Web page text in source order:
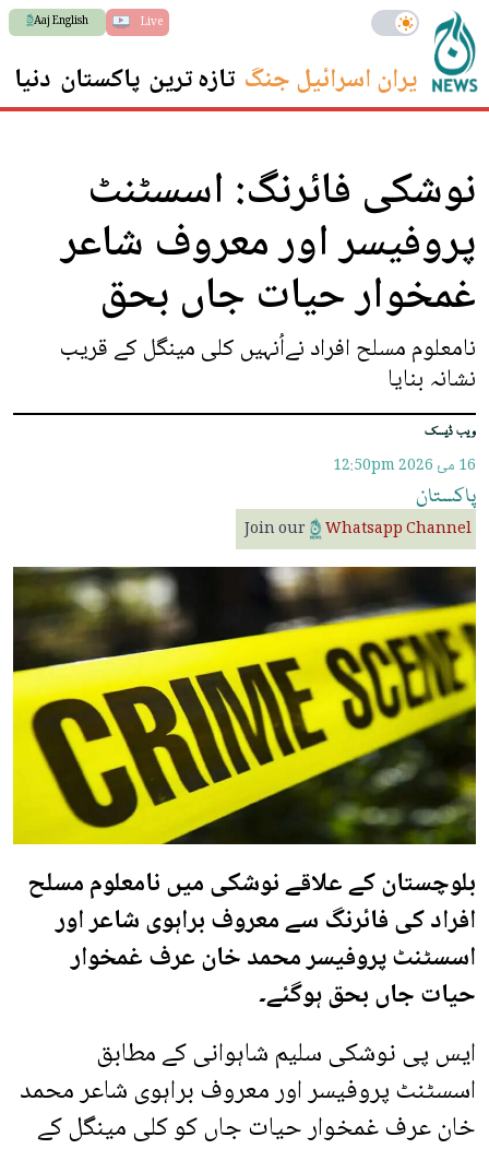
Live
Aaj English
ایران اسرائیل جنگ تازہ ترین پاکستان دنیا
نوشکی فائرنگ: اسسٹنٹ
پروفیسر اور معروف شاعر
غمخوار حیات جاں بحق
نامعلوم مسلح افراد نےاُنہیں کلی مینگل کے قریب
نشانہ بنایا
ویب ڈیسک
16 مئ 2026 12:50pm
پاکستان
Join our Whatsapp Channel
بلوچستان کے علاقے نوشکی میں نامعلوم مسلح
افراد کی فائرنگ سے معروف براہوی شاعر اور
اسسٹنٹ پروفیسر محمد خان عرف غمخوار
حیات جاں بحق ہوگئے۔
ایس پی نوشکی سلیم شاہوانی کے مطابق
اسسٹنٹ پروفیسر اور معروف براہوی شاعر محمد
خان عرف غمخوار حیات جاں کو کلی مینگل کے